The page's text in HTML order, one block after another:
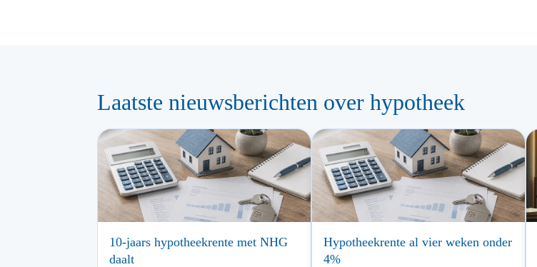
Laatste nieuwsberichten over hypotheek
10-jaars hypotheekrente met NHG
daalt
Hypotheekrente al vier weken onder
4%